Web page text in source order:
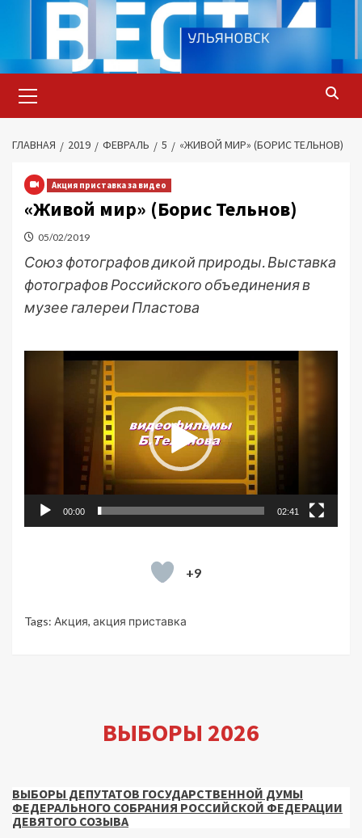
содержимому
меню
ГЛАВНАЯ 2019 ФЕВРАЛЬ 5 «ЖИВОЙ МИР» (БОРИС ТЕЛЬНОВ)
Акция приставка за видео
«Живой мир» (Борис Тельнов)
05/02/2019
Союз фотографов дикой природы. Выставка
фотографов Российского объединения в
музее галереи Пластова
Видеоплеер
00:00 02:41
+9
Tags: Акция, акция приставка
ВЫБОРЫ 2026
ВЫБОРЫ ДЕПУТАТОВ ГОСУДАРСТВЕННОЙ ДУМЫ
ФЕДЕРАЛЬНОГО СОБРАНИЯ РОССИЙСКОЙ ФЕДЕРАЦИИ
ДЕВЯТОГО СОЗЫВА